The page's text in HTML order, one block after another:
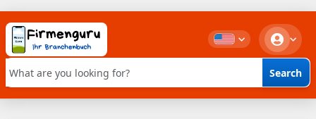
Keyword search Search